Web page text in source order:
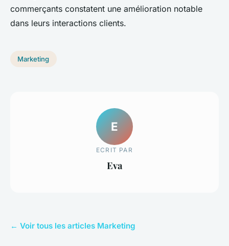
commerçants constatent une amélioration notable
dans leurs interactions clients.
Marketing
E
ECRIT PAR
Eva
← Voir tous les articles Marketing